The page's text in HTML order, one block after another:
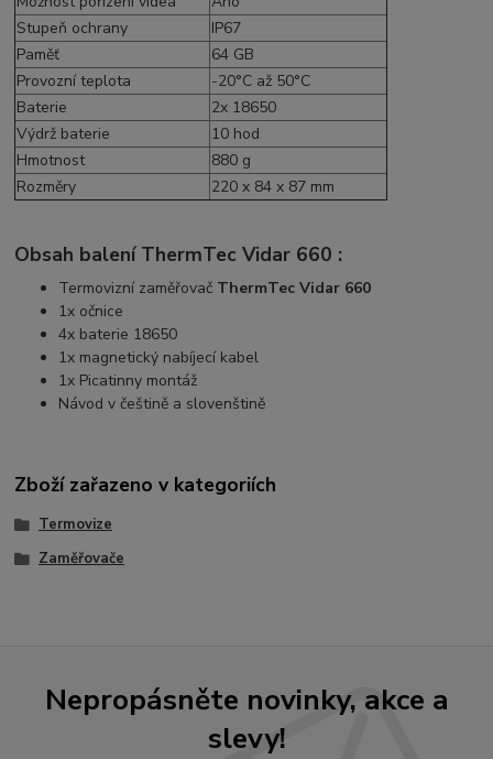
Stupeň ochrany
IP67
Paměť
64 GB
Provozní teplota
-20°C až 50°C
Baterie
2x 18650
Výdrž baterie
10 hod
Hmotnost
880 g
Rozměry
220 x 84 x 87 mm
Obsah balení ThermTec Vidar 660 :
Termovizní zaměřovač ThermTec Vidar 660
1x očnice
4x baterie 18650
1x magnetický nabíjecí kabel
1x Picatinny montáž
Návod v češtině a slovenštině
Zboží zařazeno v kategoriích
Termovize
Zaměřovače
Nepropásněte novinky, akce a
slevy!